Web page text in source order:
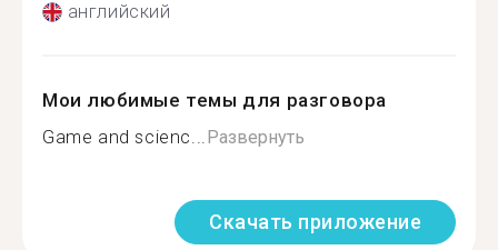
английский
Мои любимые темы для разговора
Game and scienc...Развернуть
Скачать приложение